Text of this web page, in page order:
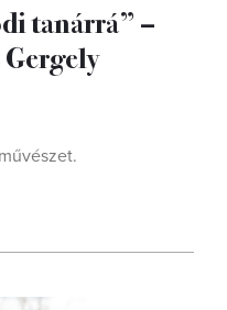
tanárrá” –
Gergely